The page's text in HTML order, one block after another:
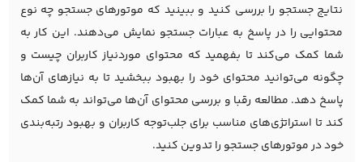
نتایج جستجو را بررسی کنید و ببینید که موتورهای جستجو چه نوع
محتوایی را در پاسخ به عبارات جستجو نمایش می‌دهند. این کار به
شما کمک می‌کند تا بفهمید که محتوای موردنیاز کاربران چیست و
چگونه می‌توانید محتوای خود را بهبود ببخشید تا به نیازهای آن‌ها
پاسخ دهد. مطالعه رقبا و بررسی محتوای آن‌ها می‌تواند به شما کمک
کند تا استراتژی‌های مناسب برای جلب‌توجه کاربران و بهبود رتبه‌بندی
خود در موتورهای جستجو را تدوین کنید.